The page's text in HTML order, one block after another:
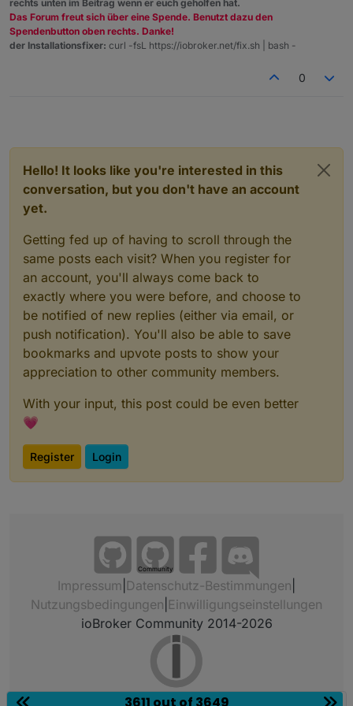
rechts unten im Beitrag wenn er euch geholfen hat.
Das Forum freut sich über eine Spende. Benutzt dazu den
Spendenbutton oben rechts. Danke!
der Installationsfixer: curl -fsL https://iobroker.net/fix.sh | bash -
0
Hello! It looks like you're interested in this
conversation, but you don't have an account
yet.
Getting fed up of having to scroll through the
same posts each visit? When you register for
an account, you'll always come back to
exactly where you were before, and choose to
be notified of new replies (either via email, or
push notification). You'll also be able to save
bookmarks and upvote posts to show your
appreciation to other community members.
With your input, this post could be even better
💗
Register Login
Community
Impressum Datenschutz-Bestimmungen
Nutzungsbedingungen Einwilligungseinstellungen
ioBroker Community 2014-2026